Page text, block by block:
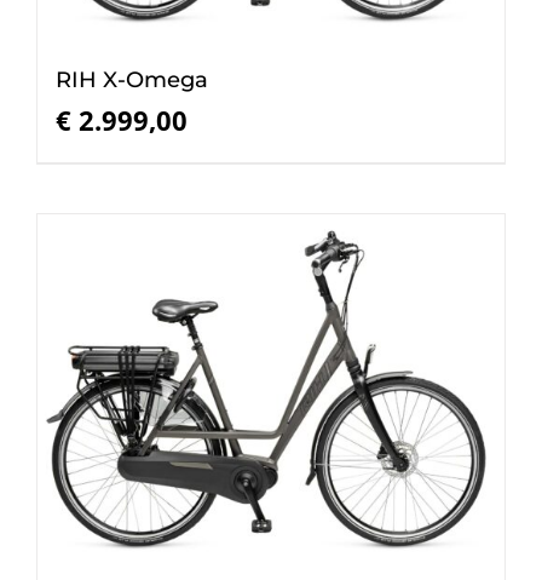
RIH X-Omega
€ 2.999,00